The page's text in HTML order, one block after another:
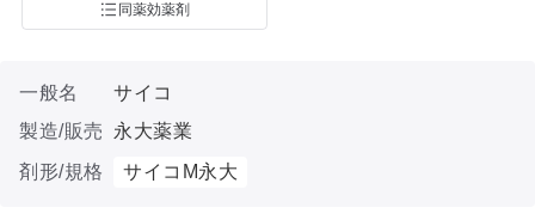
同薬効薬剤
一般名
サイコ
製造/販売
永大薬業
剤形/規格
サイコM永大